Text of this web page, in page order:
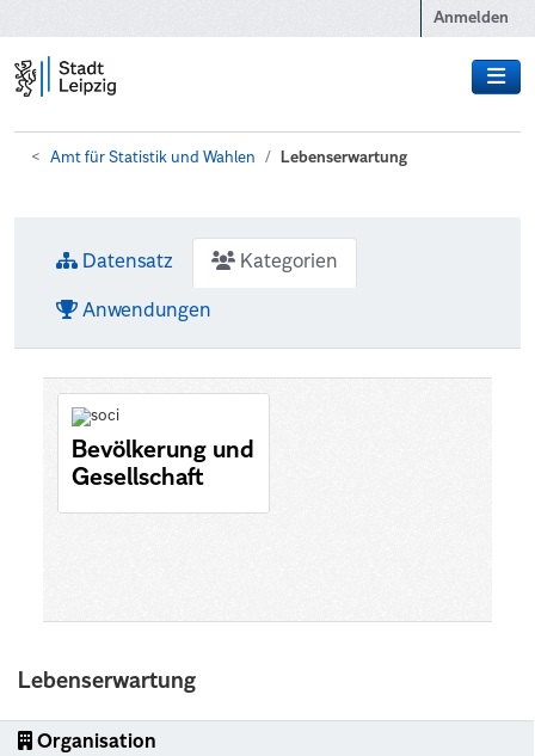
Anmelden
Amt für Statistik und Wahlen Lebenserwartung
Lebenserwartung
Organisation
Datensatz Kategorien
Anwendungen
Bevölkerung und
Gesellschaft